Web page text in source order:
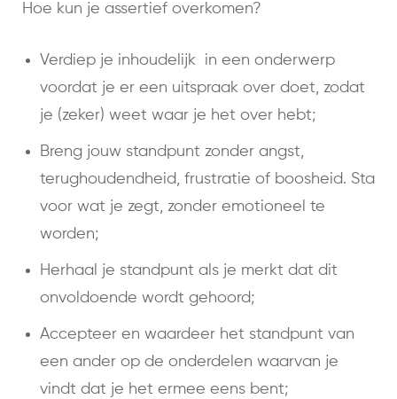
Hoe kun je assertief overkomen?
Verdiep je inhoudelijk in een onderwerp
voordat je er een uitspraak over doet, zodat
je (zeker) weet waar je het over hebt;
Breng jouw standpunt zonder angst,
terughoudendheid, frustratie of boosheid. Sta
voor wat je zegt, zonder emotioneel te
worden;
Herhaal je standpunt als je merkt dat dit
onvoldoende wordt gehoord;
Accepteer en waardeer het standpunt van
een ander op de onderdelen waarvan je
vindt dat je het ermee eens bent;